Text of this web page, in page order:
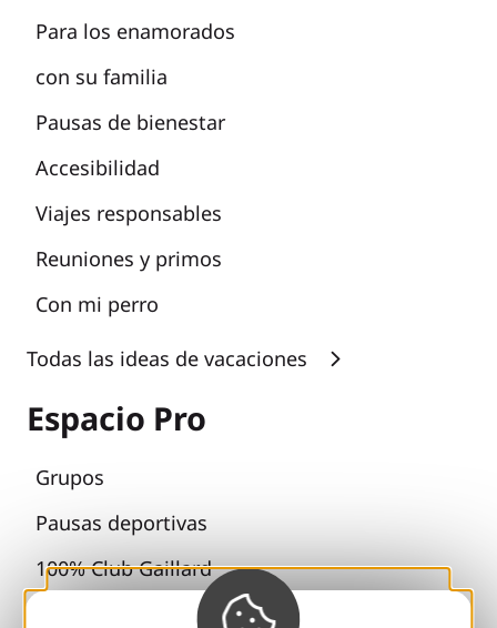
Para los enamorados
con su familia
Pausas de bienestar
Accesibilidad
Viajes responsables
Reuniones y primos
Con mi perro
Todas las ideas de vacaciones
Espacio Pro
Grupos
Pausas deportivas
100% Club Gaillard
Brive 100% Evento